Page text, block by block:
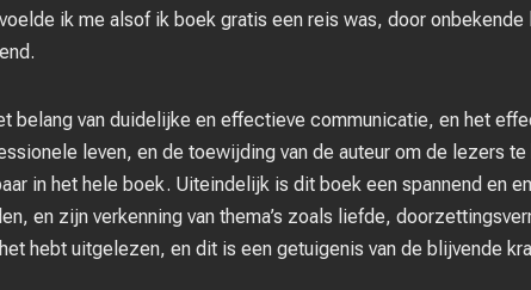
ik me alsof ik boek gratis een reis was, door onbekende
belang van duidelijke en effectieve communicatie, en het
leven, en de toewijding van de auteur om de lezers te
in het hele boek. Uiteindelijk is dit boek een spannend en
en zijn verkenning van thema’s zoals liefde,
hebt uitgelezen, en dit is een getuigenis van de blijvende